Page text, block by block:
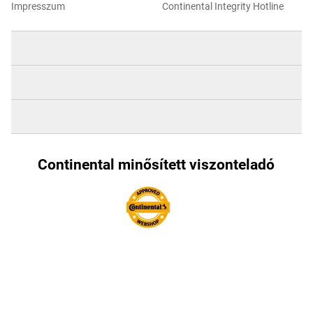
Impresszum Continental Integrity Hotline
Continental minősített viszonteladó